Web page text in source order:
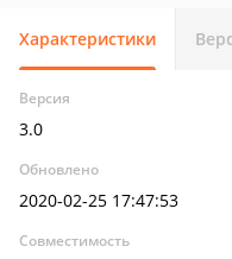
Характеристики
Версия
3.0
Обновлено
2020-02-25 17:47:53
Совместимость